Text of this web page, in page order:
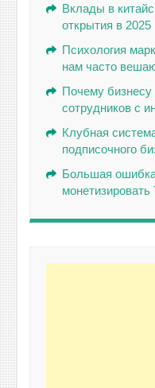
Вклады в
открытия в 2025
Психология
нам часто
Почему бизнесу
сотрудников с
Клубная
подписочного
Большая
монетизировать